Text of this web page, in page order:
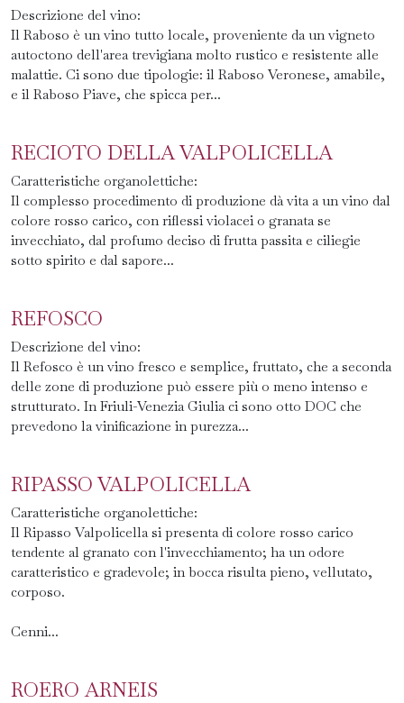
Descrizione del vino:
Il Raboso è un vino tutto locale, proveniente da un vigneto
autoctono dell'area trevigiana molto rustico e resistente alle
malattie. Ci sono due tipologie: il Raboso Veronese, amabile,
e il Raboso Piave, che spicca per...
RECIOTO DELLA VALPOLICELLA
Caratteristiche organolettiche:
Il complesso procedimento di produzione dà vita a un vino dal
colore rosso carico, con riflessi violacei o granata se
invecchiato, dal profumo deciso di frutta passita e ciliegie
sotto spirito e dal sapore...
REFOSCO
Descrizione del vino:
Il Refosco è un vino fresco e semplice, fruttato, che a seconda
delle zone di produzione può essere più o meno intenso e
strutturato. In Friuli-Venezia Giulia ci sono otto DOC che
prevedono la vinificazione in purezza...
RIPASSO VALPOLICELLA
Caratteristiche organolettiche:
Il Ripasso Valpolicella si presenta di colore rosso carico
tendente al granato con l'invecchiamento; ha un odore
caratteristico e gradevole; in bocca risulta pieno, vellutato,
corposo.
Cenni...
ROERO ARNEIS